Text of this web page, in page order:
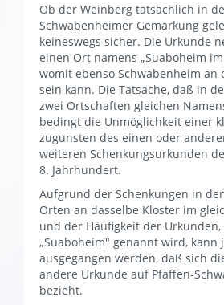
Ob der Weinberg tatsächlich in
Schwabenheimer Gemarkung
keineswegs sicher. Die Urkunde
einen Ort namens „Suaboheim
womit ebenso Schwabenheim an
sein kann. Die Tatsache, daß in
zwei Ortschaften gleichen
bedingt die Unmöglichkeit einer
zugunsten des einen oder
weiteren Schenkungsurkunden
8. Jahrhundert.
Aufgrund der Schenkungen in
Orten an dasselbe Kloster im
und der Häufigkeit der
„Suaboheim" genannt wird, kann
ausgegangen werden, daß sich
andere Urkunde auf Pfaffen-
bezieht.